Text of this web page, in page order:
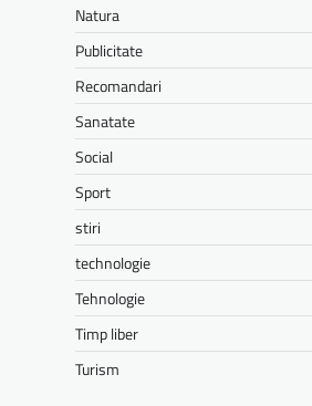
Natura
Publicitate
Recomandari
Sanatate
Social
Sport
stiri
technologie
Tehnologie
Timp liber
Turism